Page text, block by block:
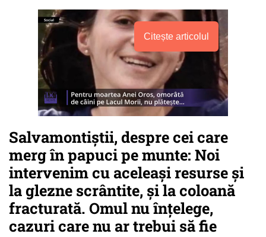
Citește articolul
Salvamontiştii, despre cei care
merg în papuci pe munte: Noi
intervenim cu aceleaşi resurse şi
la glezne scrântite, şi la coloană
fracturată. Omul nu înţelege,
cazuri care nu ar trebui să fie